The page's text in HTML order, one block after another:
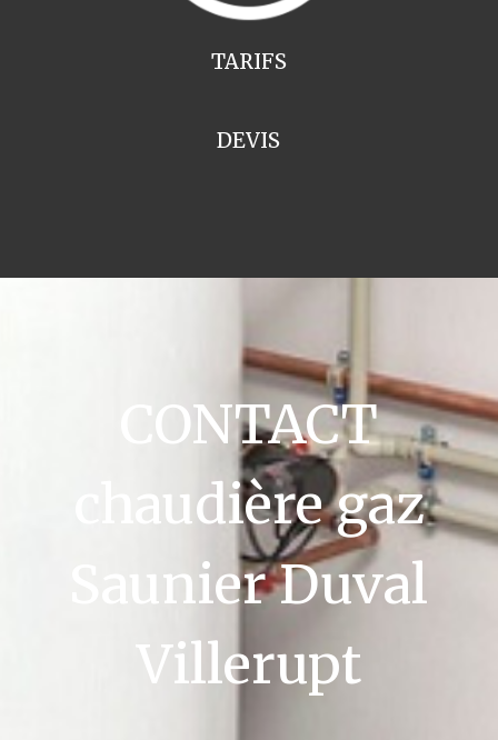
TARIFS
DEVIS
CONTACT
chaudière gaz
Saunier Duval
Villerupt